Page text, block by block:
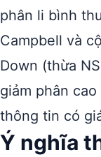
phân li bình
Campbell và
Down (thừa
giảm phân
thông tin có
Ý nghĩa